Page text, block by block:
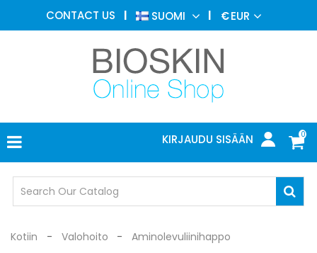
CONTACT US SUOMI €EUR
0
KIRJAUDU SISÄÄN
ESTEETTINEN
LÄÄKETIEDE
IHOTAUTIOPPI
VALOHOITO
LÄÄKETIETEELLISET
LÄÄKÄRIN
TOIMISTO
SUOJALASIT
Kotiin Valohoito Aminolevuliinihappo